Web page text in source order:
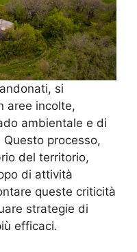
si
aree incolte,
ambientale e di
processo,
del territorio,
di attività
queste criticità
strategie di
efficaci.